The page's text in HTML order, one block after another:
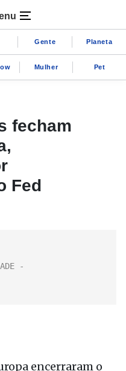
Gente Planeta
Mulher Pet
fecham
Fed
encerraram o